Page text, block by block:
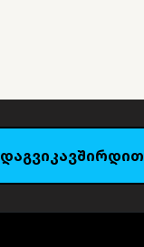
დაგვიკავშირდით